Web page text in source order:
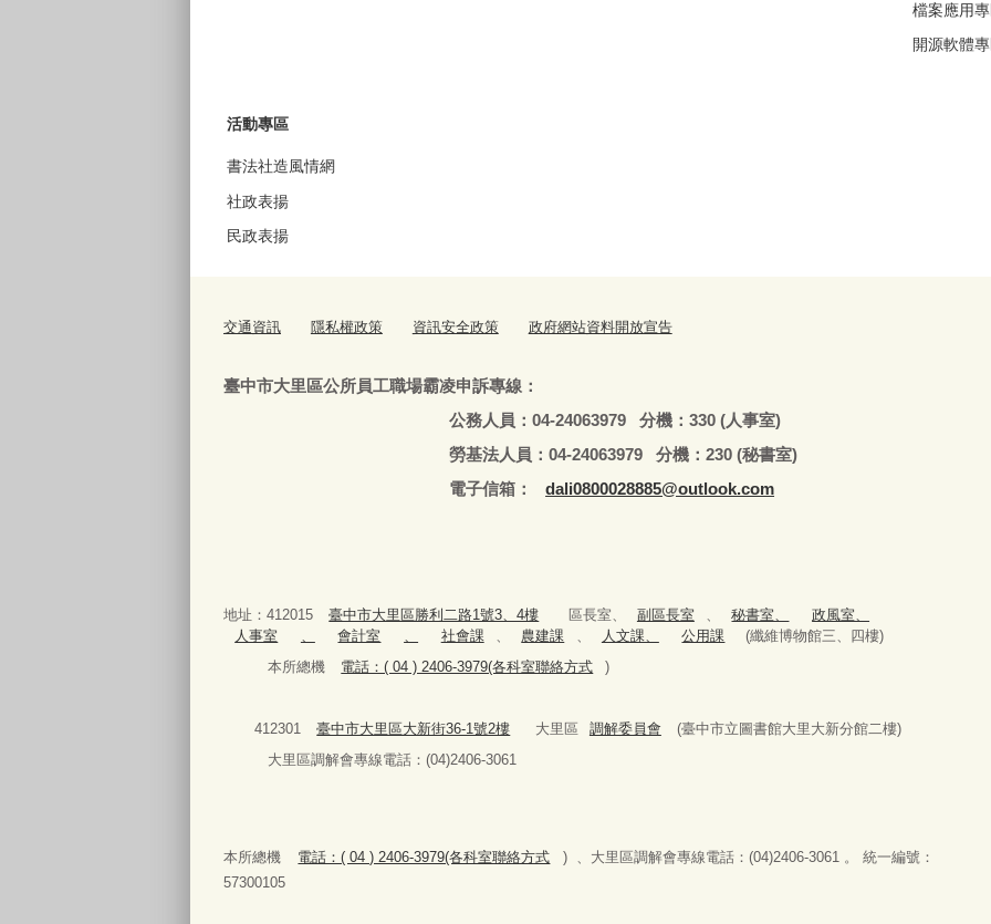
檔案應用
開源軟體
活動專區
書法社造風情網
社政表揚
民政表揚
交通資訊 隱私權政策 資訊安全政策 政府網站資料開放宣告
臺中市大里區公所員工職場霸凌申訴專線：
公務人員：04-24063979 分機：330 (人事室)
勞基法人員：04-24063979 分機：230 (秘書室)
電子信箱：
dali0800028885@outlook.com
地址：412015 臺中市大里區勝利二路1號3、4樓 區長室、 副區長室 、 秘書室、
政風室、
人事室
、 會計室 、 社會課 、 農建課 、 人文課、 公用課
(纖維博物館三、四樓)
本所總機
電話：( 04 ) 2406-3979(各科室聯絡方式 )
412301 臺中市大里區大新街36-1號2樓 大里區 調解委員會
(臺中市立圖書館大里大新分館二樓)
大里區調解會專線電話：(04)2406-3061
本所總機 電話：( 04 ) 2406-3979(各科室聯絡方式
) 、大里區調解會專線電話：(04)2406-3061 。 統一編號：
57300105